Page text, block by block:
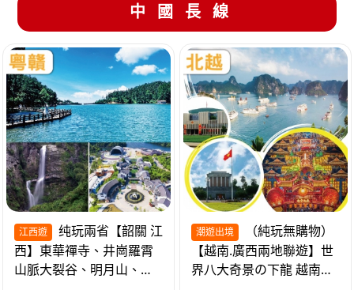
中國長線
江西遊
西】東華禪寺、井崗羅霄
山脈大裂谷、明月山、仙
潮遊出境
【越南.廣西兩地聯遊】世
界八大奇景の下龍 越南首